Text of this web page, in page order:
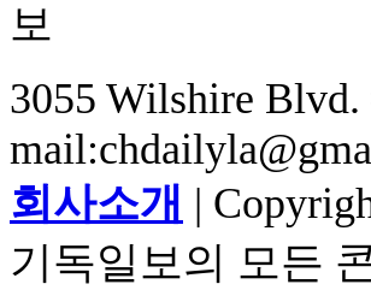
3055 Wilshire
회사소개 |
기독일보의 모든